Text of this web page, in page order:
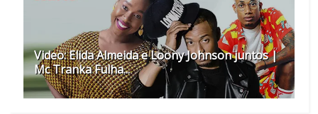
Video: Elida Almeida e Loony Johnson juntos |
Mc Tranka Fulha...